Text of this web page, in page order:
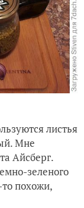
листья
Мне
Айсберг.
зеленого
похожи,